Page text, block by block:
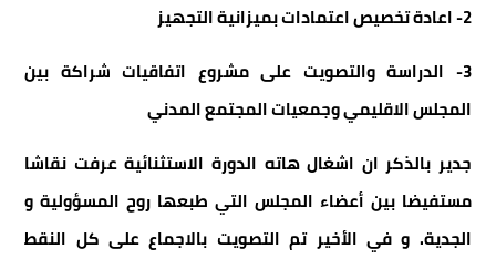
2- اعادة تخصيص اعتمادات بميزانية التجهيز
3- الدراسة والتصويت على مشروع اتفاقيات شراكة بين
المجلس الاقليمي وجمعيات المجتمع المدني
جدير بالذكر ان اشغال هاته الدورة الاستثنائية عرفت نقاشا
مستفيضا بين أعضاء المجلس التي طبعها روح المسؤولية و
الجدية. و في الأخير تم التصويت بالاجماع على كل النقط